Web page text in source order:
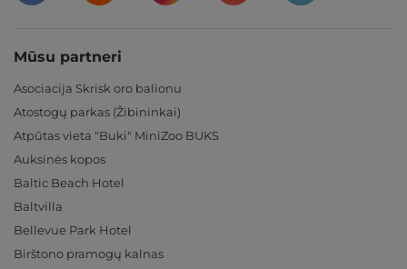
Mūsu partneri
Asociacija Skrisk oro balionu
Atostogų parkas (Žibininkai)
Atpūtas vieta "Buki" MiniZoo BUKS
Auksinės kopos
Baltic Beach Hotel
Baltvilla
Bellevue Park Hotel
Birštono pramogų kalnas